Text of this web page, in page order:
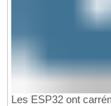
Les ESP32 ont